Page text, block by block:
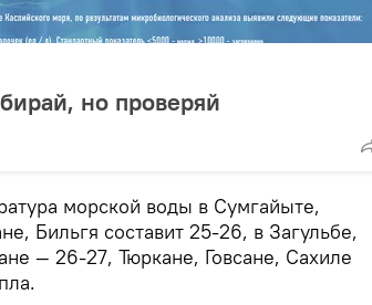
но проверяй
морской воды в Сумгайыте,
Бильгя составит 25-26, в Загульбе,
— 26-27, Тюркане, Говсане, Сахиле